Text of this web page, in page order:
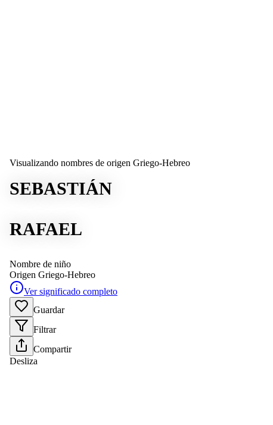
Visualizando nombres de origen Griego-Hebreo
SEBASTIÁN
RAFAEL
Nombre de niño
Origen Griego-Hebreo
Ver significado completo
Guardar
Filtrar
Compartir
Desliza